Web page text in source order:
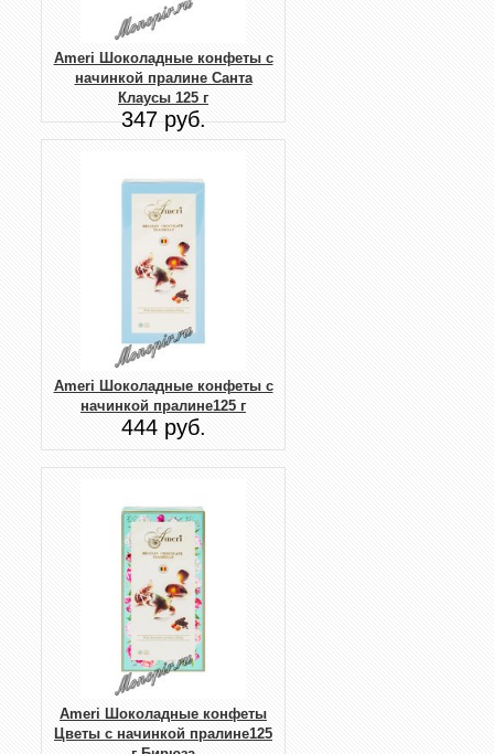
Ameri Шоколадные конфеты с
начинкой пралине Санта
Клаусы 125 г
347 руб.
Ameri Шоколадные конфеты с
начинкой пралине125 г
444 руб.
Ameri Шоколадные конфеты
Цветы с начинкой пралине125